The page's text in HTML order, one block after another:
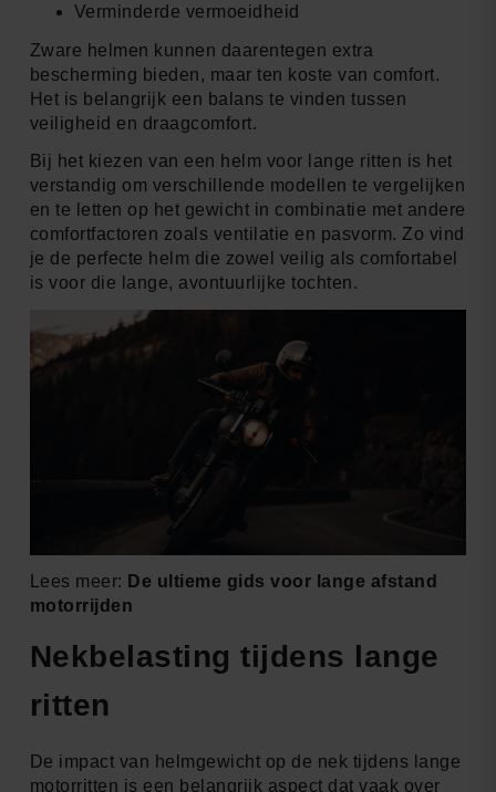
Verminderde vermoeidheid
Zware helmen kunnen daarentegen extra
bescherming bieden, maar ten koste van comfort.
Het is belangrijk een balans te vinden tussen
veiligheid en draagcomfort.
Bij het kiezen van een helm voor lange ritten is het
verstandig om verschillende modellen te vergelijken
en te letten op het gewicht in combinatie met andere
comfortfactoren zoals ventilatie en pasvorm. Zo vind
je de perfecte helm die zowel veilig als comfortabel
is voor die lange, avontuurlijke tochten.
Lees meer: De ultieme gids voor lange afstand
motorrijden
Nekbelasting tijdens lange
ritten
De impact van helmgewicht op de nek tijdens lange
motorritten is een belangrijk aspect dat vaak over